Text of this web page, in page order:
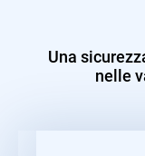
Una
nelle